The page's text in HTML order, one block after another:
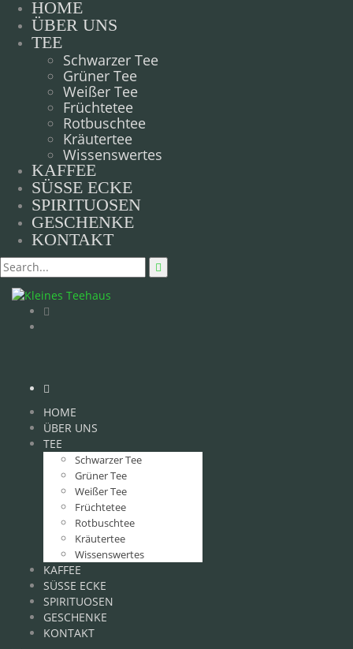
HOME
ÜBER UNS
TEE
Schwarzer Tee
Grüner Tee
Weißer Tee
Früchtetee
Rotbuschtee
Kräutertee
Wissenswertes
KAFFEE
SÜSSE ECKE
SPIRITUOSEN
GESCHENKE
KONTAKT
HOME
ÜBER UNS
TEE
Schwarzer Tee
Grüner Tee
Weißer Tee
Früchtetee
Rotbuschtee
Kräutertee
Wissenswertes
KAFFEE
SÜSSE ECKE
SPIRITUOSEN
GESCHENKE
KONTAKT